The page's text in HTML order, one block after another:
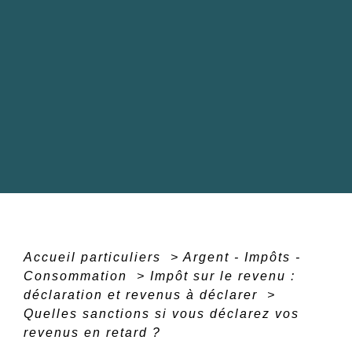
Accueil particuliers > Argent - Impôts -
Consommation
> Impôt sur le revenu :
déclaration et revenus à déclarer
>
Quelles sanctions si vous déclarez vos
revenus en retard ?